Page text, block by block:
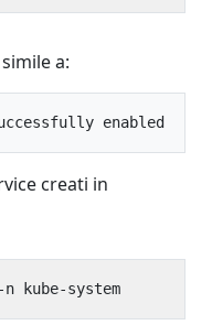
a:
creati in